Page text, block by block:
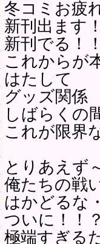
冬コミお疲
新刊出ます
新刊でる！
これからが
はたして
グッズ関係
しばらくの
これが限界
とりあえず
俺たちの戦
はかどるな
ついに！！
極端すぎる